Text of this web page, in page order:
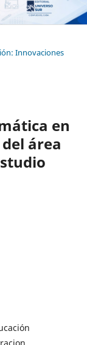
Innovaciones
en
área